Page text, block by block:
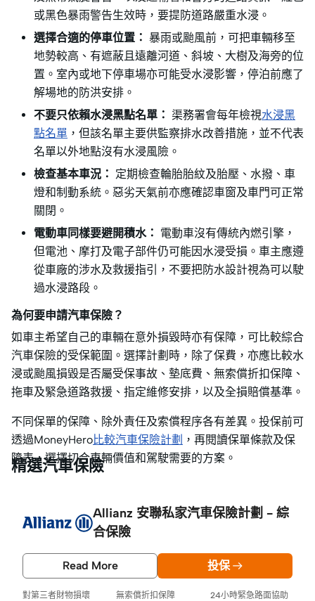
或黑色暴雨警告生效時，要提防道路嚴重水浸。
選擇合適的停車位置： 暴雨或颱風前，可把車輛移至
地勢較高、有遮蔽且遠離河道、斜坡、大樹及海旁的位
置。室內或地下停車場亦可能受水浸影響，停泊前應了
解場地的防洪安排。
不要只依賴水浸黑點名單： 渠務署會每年檢視水浸黑
點名單 ，但該名單主要供監察排水改善措施，並不代表
名單以外地點沒有水浸風險。
檢查基本車況： 定期檢查輪胎胎紋及胎壓、水撥、車
燈和制動系統。惡劣天氣前亦應確認車窗及車門可正常
關閉。
電動車同樣要避開積水： 電動車沒有傳統內燃引擎，
但電池、摩打及電子部件仍可能因水浸受損。車主應遵
從車廠的涉水及救援指引，不要把防水設計視為可以駛
過水浸路段。
為何要申請汽車保險？
如車主希望自己的車輛在意外損毀時亦有保障，可比較綜合
汽車保險的受保範圍。選擇計劃時，除了保費，亦應比較水
浸或颱風損毀是否屬受保事故、墊底費、無索償折扣保障、
拖車及緊急道路救援、指定維修安排，以及全損賠償基準。
不同保單的保障、除外責任及索償程序各有差異。投保前可
透過MoneyHero比較汽車保險計劃 ，再閱讀保單條款及保
障表，選擇切合車輛價值和駕駛需要的方案。
精選汽車保險
Allianz 安聯私家汽車保險計劃 - 綜
合保險
Read More 投保
對第三者財物損壞 無索償折扣保障 24小時緊急路面協助